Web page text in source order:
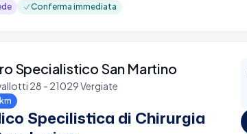
Conferma immediata
Specialistico San Martino
28 - 21029 Vergiate
Specilistica di Chirurgia